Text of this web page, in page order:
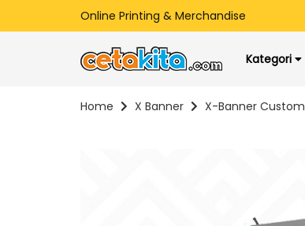
Online Printing & Merchandise
Kategori
Home X Banner X-Banner Custom